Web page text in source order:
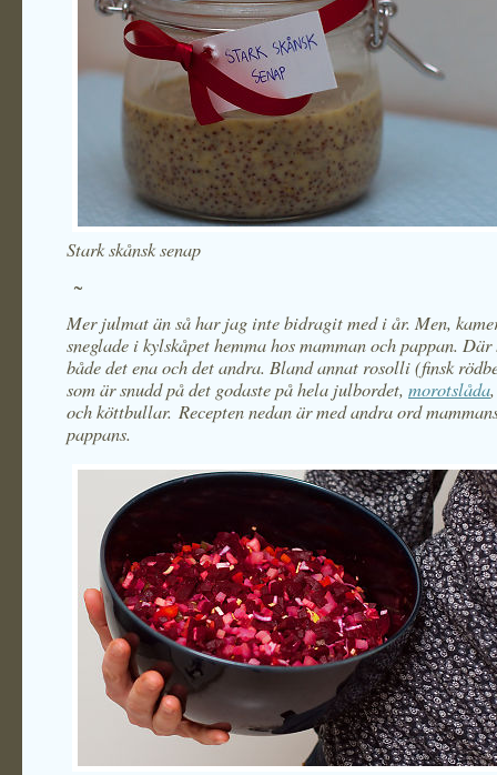
Stark skånsk senap
~
Mer julmat än så har jag inte bidragit med i år. Men,
sneglade i kylskåpet hemma hos mamman och pappan.
både det ena och det andra. Bland annat rosolli (finsk
som är snudd på det godaste på hela julbordet, morotslåda
och köttbullar. Recepten nedan är med andra ord
pappans.